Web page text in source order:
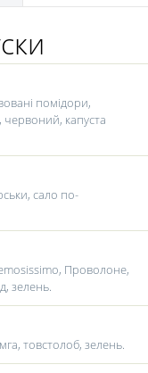
помідори,
капуста
сало по-
Проволоне,
зелень.
товстолоб, зелень.